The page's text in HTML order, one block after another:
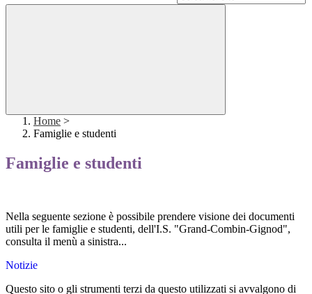
Home >
Famiglie e studenti
Famiglie e studenti
Nella seguente sezione è possibile prendere visione dei documenti
utili per le famiglie e studenti, dell'I.S. "Grand-Combin-Gignod",
consulta il menù a sinistra...
Notizie
Questo sito o gli strumenti terzi da questo utilizzati si avvalgono di